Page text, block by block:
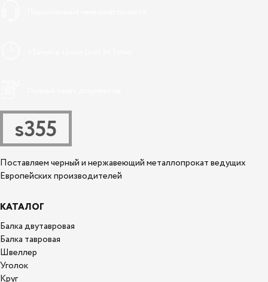
s355
Поставляем черный и нержавеющий металлопрокат ведущих
Европейских производителей
КАТАЛОГ
Балка двутавровая
Балка тавровая
Швеллер
Уголок
Круг